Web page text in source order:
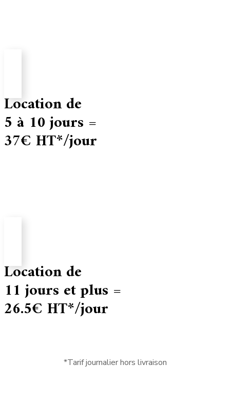
Location de
5 à 10 jours =
37€ HT*/jour
Location de
11 jours et plus =
26.5€ HT*/jour
*Tarif journalier hors livraison